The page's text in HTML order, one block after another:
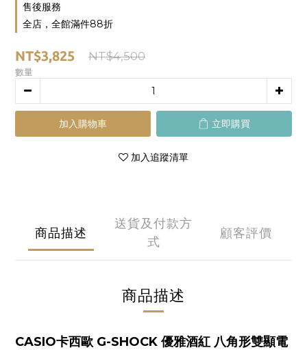
售後服務
全店，全館滿件88折
NT$3,825 NT$4,500
數量
加入購物車 立即購買
加入追蹤清單
商品描述
送貨及付款方
式
顧客評價
商品描述
CASIO卡西歐 G-SHOCK 優雅酒紅 八角形雙顯電